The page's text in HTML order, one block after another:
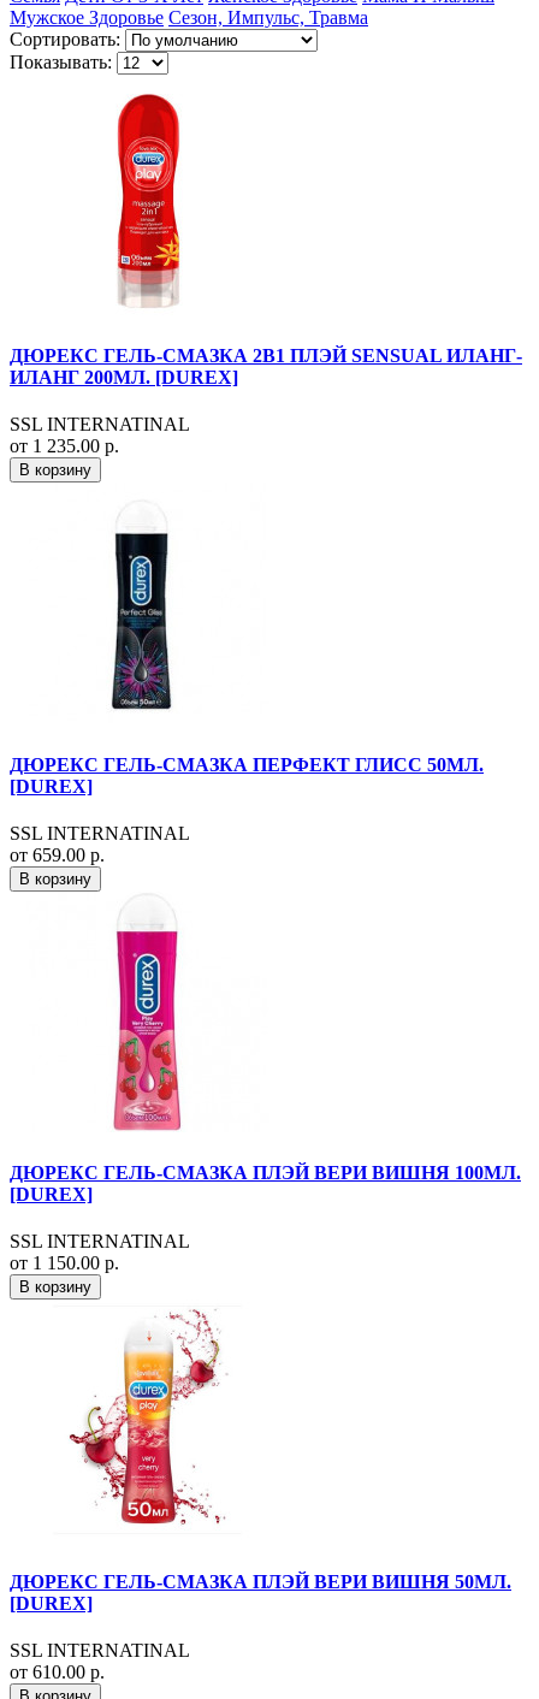
Мужское Здоровье Сезон, Импульс, Травма
Сортировать:
Показывать:
ДЮРЕКС ГЕЛЬ-СМАЗКА 2В1 ПЛЭЙ SENSUAL ИЛАНГ-
ИЛАНГ 200МЛ. [DUREX]
SSL INTERNATINAL
от 1 235.00 р.
В корзину
ДЮРЕКС ГЕЛЬ-СМАЗКА ПЕРФЕКТ ГЛИСС 50МЛ.
[DUREX]
SSL INTERNATINAL
от 659.00 р.
В корзину
ДЮРЕКС ГЕЛЬ-СМАЗКА ПЛЭЙ ВЕРИ ВИШНЯ 100МЛ.
[DUREX]
SSL INTERNATINAL
от 1 150.00 р.
В корзину
ДЮРЕКС ГЕЛЬ-СМАЗКА ПЛЭЙ ВЕРИ ВИШНЯ 50МЛ.
[DUREX]
SSL INTERNATINAL
от 610.00 р.